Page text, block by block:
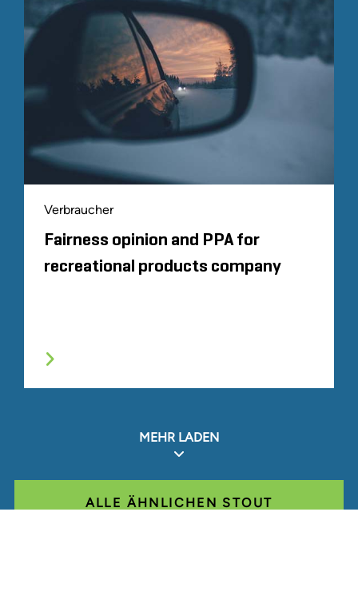
Verbraucher
Fairness opinion and PPA for
recreational products company
MEHR LADEN
ALLE ÄHNLICHEN STOUT